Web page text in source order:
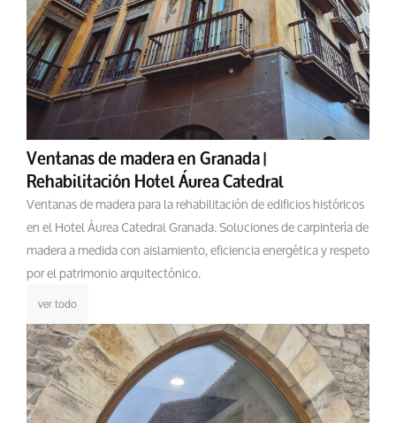
Ventanas de madera en Granada |
Rehabilitación Hotel Áurea Catedral
Ventanas de madera para la rehabilitación de edificios históricos
en el Hotel Áurea Catedral Granada. Soluciones de carpintería de
madera a medida con aislamiento, eficiencia energética y respeto
por el patrimonio arquitectónico.
ver todo